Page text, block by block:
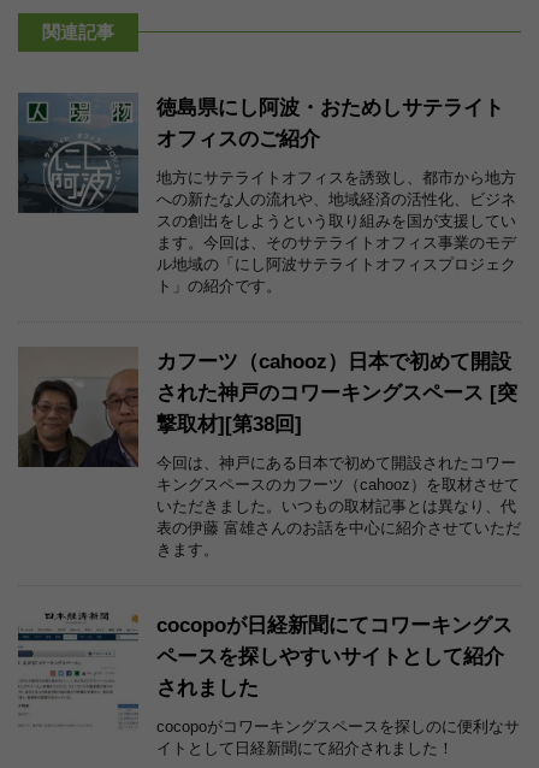
関連記事
徳島県にし阿波・おためしサテライト
オフィスのご紹介
地方にサテライトオフィスを誘致し、都市から地方
への新たな人の流れや、地域経済の活性化、ビジネ
スの創出をしようという取り組みを国が支援してい
ます。今回は、そのサテライトオフィス事業のモデ
ル地域の「にし阿波サテライトオフィスプロジェク
ト」の紹介です。
カフーツ（cahooz）日本で初めて開設
された神戸のコワーキングスペース [突
撃取材][第38回]
今回は、神戸にある日本で初めて開設されたコワー
キングスペースのカフーツ（cahooz）を取材させて
いただきました。いつもの取材記事とは異なり、代
表の伊藤 富雄さんのお話を中心に紹介させていただ
きます。
cocopoが日経新聞にてコワーキングス
ペースを探しやすいサイトとして紹介
されました
cocopoがコワーキングスペースを探しのに便利なサ
イトとして日経新聞にて紹介されました！